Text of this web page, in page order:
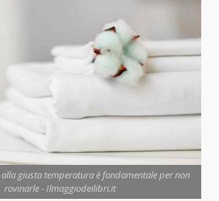
alla giusta temperatura è fondamentale per non
rovinarle - Ilmaggiodeilibri.it